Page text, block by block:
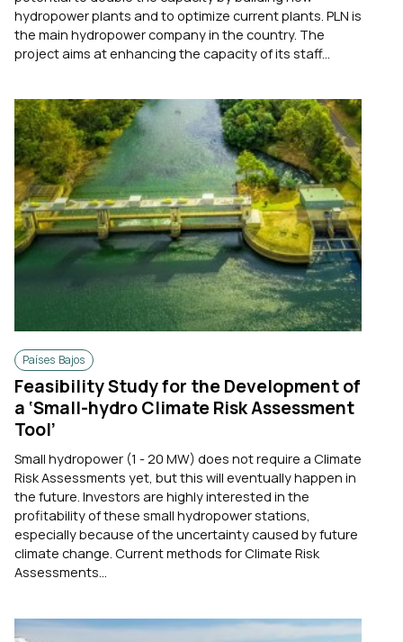
hydropower plants and to optimize current plants. PLN is
the main hydropower company in the country. The
project aims at enhancing the capacity of its staff...
Países Bajos
Feasibility Study for the Development of
a ‘Small-hydro Climate Risk Assessment
Tool’
Small hydropower (1 - 20 MW) does not require a Climate
Risk Assessments yet, but this will eventually happen in
the future. Investors are highly interested in the
profitability of these small hydropower stations,
especially because of the uncertainty caused by future
climate change. Current methods for Climate Risk
Assessments...